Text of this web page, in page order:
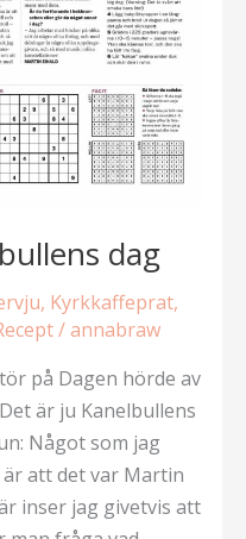
dag
, Kyrkkaffeprat,
/annabraw
på Dagen hörde av
är ju Kanelbullens
Något som jag
att det var Martin
inser jag givetvis att